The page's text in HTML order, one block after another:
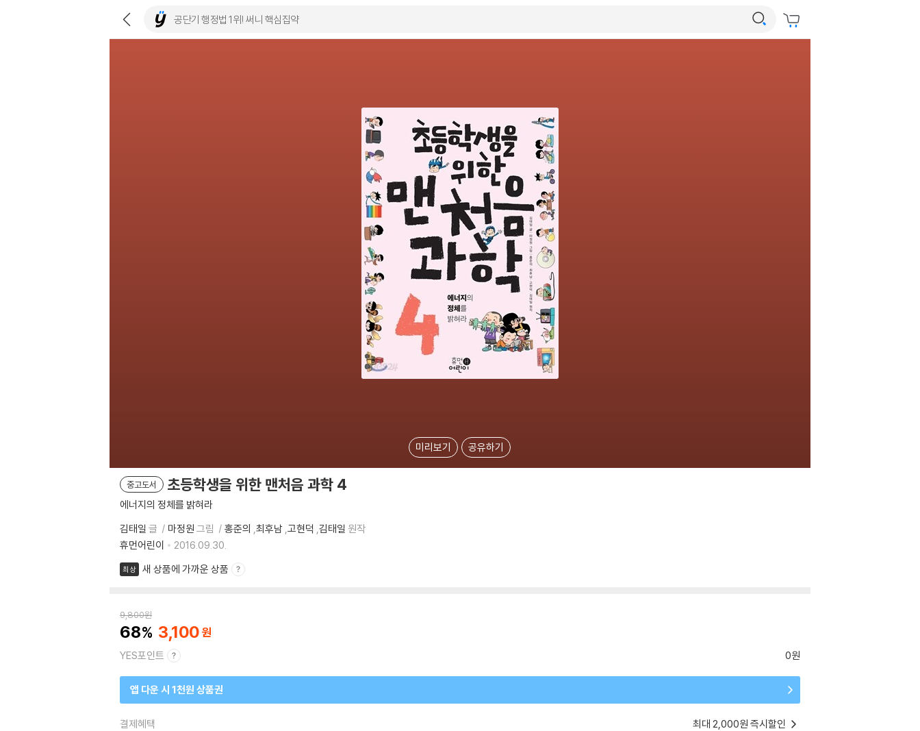
미리보기 공유하기
중고도서 초등학생을 위한 맨처음 과학 4
에너지의 정체를 밝혀라
김태일 글 마정원 그림 홍준의 ,최후남 ,고현덕 ,김태일 원작
휴먼어린이
2016.09.30.
최상 새 상품에 가까운 상품
9,800원
68 3,100
YES포인트 0원
앱 다운 시 1천원 상품권
결제혜택 최대 2,000원 즉시할인